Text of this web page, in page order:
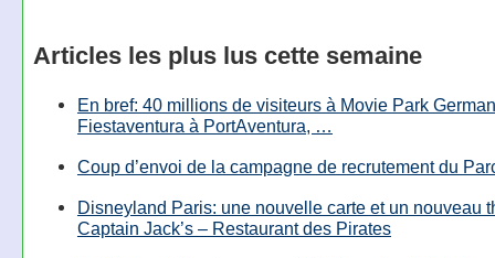
Articles les plus lus cette semaine
En bref: 40 millions de visiteurs à Movie Park
Fiestaventura à PortAventura, …
Coup d’envoi de la campagne de recrutement du
Disneyland Paris: une nouvelle carte et un nouveau
Captain Jack’s – Restaurant des Pirates